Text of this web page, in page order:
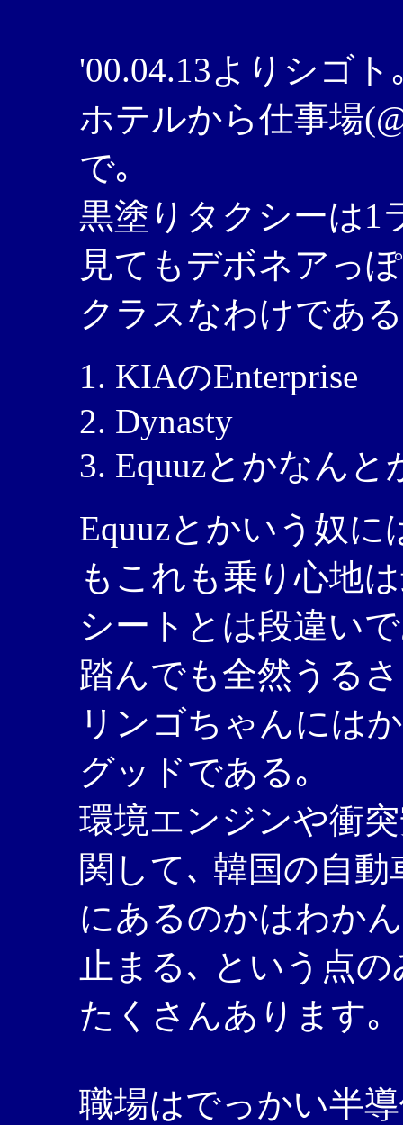
'00.04.13よりシゴト
ホテルから仕事場
で｡
黒塗りタクシーは1
見てもデボネアっ
クラスなわけであ
KIAのEnterprise
Dynasty
Equuzとかなんと
Equuzとかいう奴
もこれも乗り心地
シートとは段違い
踏んでも全然うる
リンゴちゃんには
グッドである｡
環境エンジンや衝
関して､ 韓国の自
にあるのかはわか
止まる､ という点
たくさんあります｡
職場はでっかい半